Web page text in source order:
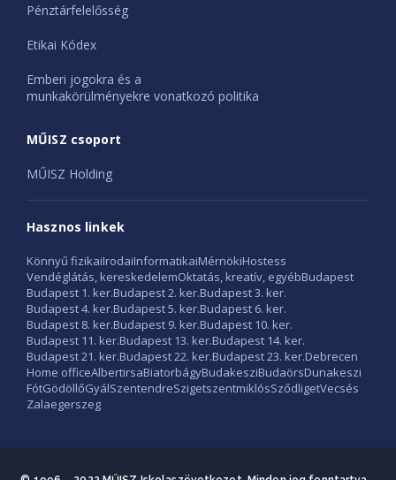
Pénztárfelelősség
Etikai Kódex
Emberi jogokra és a
munkakörülményekre vonatkozó politika
MŰISZ csoport
MŰISZ Holding
Hasznos linkek
Könnyű fizikaiIrodaiInformatikaiMérnökiHostess
Vendéglátás, kereskedelemOktatás, kreatív, egyébBudapest
Budapest 1. ker.Budapest 2. ker.Budapest 3. ker.
Budapest 4. ker.Budapest 5. ker.Budapest 6. ker.
Budapest 8. ker.Budapest 9. ker.Budapest 10. ker.
Budapest 11. ker.Budapest 13. ker.Budapest 14. ker.
Budapest 21. ker.Budapest 22. ker.Budapest 23. ker.Debrecen
Home officeAlbertirsaBiatorbágyBudakesziBudaörsDunakeszi
FótGödöllőGyálSzentendreSzigetszentmiklósSződligetVecsés
Zalaegerszeg